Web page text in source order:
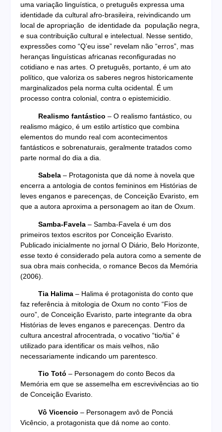
uma variação linguística, o pretuguês expressa uma
identidade da cultural afro-brasileira, reivindicando um
local de apropriação de identidade da população negra,
e sua contribuição cultural e intelectual. Nesse sentido,
expressões como “Q’eu isse” revelam não “erros”, mas
heranças linguísticas africanas reconfiguradas no
cotidiano e nas artes. O pretuguês, portanto, é um ato
político, que valoriza os saberes negros historicamente
marginalizados pela norma culta ocidental. É um
processo contra colonial, contra o epistemicidio.
Realismo fantástico – O realismo fantástico, ou
realismo mágico, é um estilo artístico que combina
elementos do mundo real com acontecimentos
fantásticos e sobrenaturais, geralmente tratados como
parte normal do dia a dia.
Sabela – Protagonista que dá nome à novela que
encerra a antologia de contos femininos em Histórias de
leves enganos e parecenças, de Conceição Evaristo, em
que a autora aproxima a personagem ao itan de Oxum.
Samba-Favela – Samba-Favela é um dos
primeiros textos escritos por Conceição Evaristo.
Publicado inicialmente no jornal O Diário, Belo Horizonte,
esse texto é considerado pela autora como a semente de
sua obra mais conhecida, o romance Becos da Memória
(2006).
Tia Halima – Halima é protagonista do conto que
faz referência à mitologia de Oxum no conto “Fios de
ouro”, de Conceição Evaristo, parte integrante da obra
Histórias de leves enganos e parecenças. Dentro da
cultura ancestral afrocentrada, o vocativo “tio/tia” é
utilizado para identificar os mais velhos, não
necessariamente indicando um parentesco.
Tio Totó – Personagem do conto Becos da
Memória em que se assemelha em escrevivências ao tio
de Conceição Evaristo.
Vô Vicencio – Personagem avô de Ponciá
Vicêncio, a protagonista que dá nome ao conto.